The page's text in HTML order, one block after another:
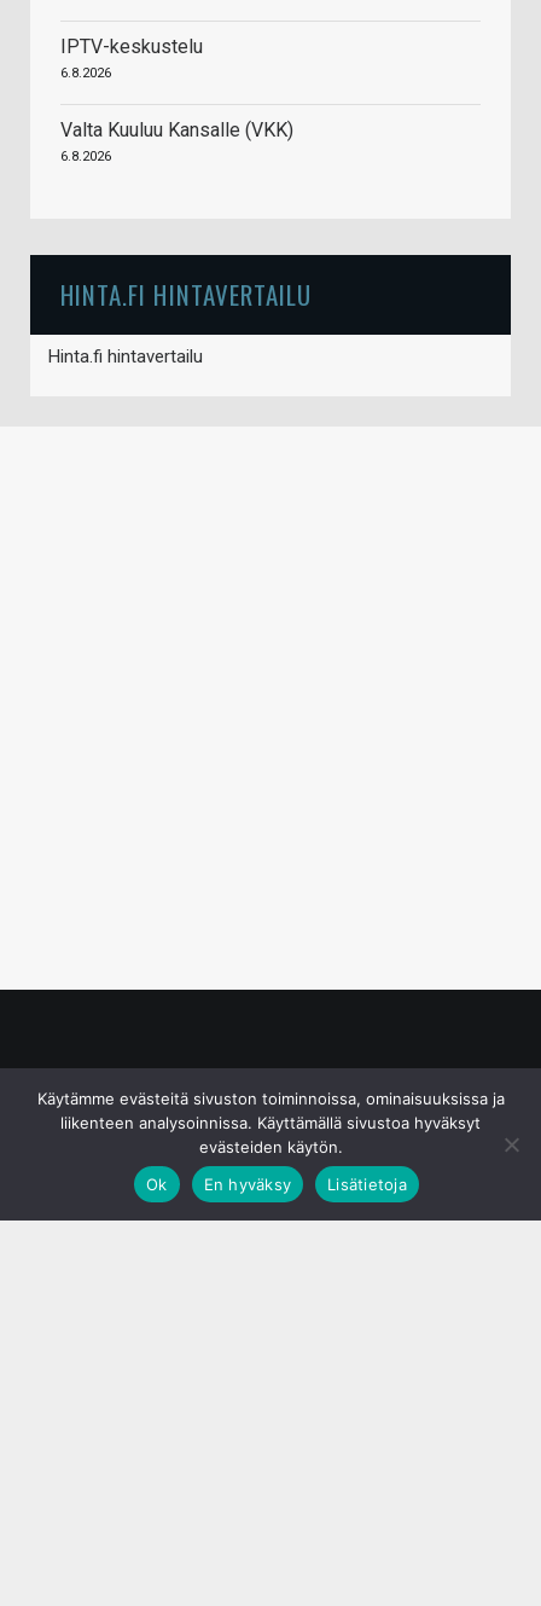
IPTV-keskustelu
6.8.2026
Valta Kuuluu Kansalle (VKK)
6.8.2026
HINTA.FI HINTAVERTAILU
Hinta.fi hintavertailu
Käytämme evästeitä sivuston toiminnoissa, ominaisuuksissa ja
liikenteen analysoinnissa. Käyttämällä sivustoa hyväksyt
evästeiden käytön.
Ok
En hyväksy Lisätietoja